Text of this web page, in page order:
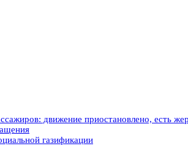
движение приостановлено, есть
газификации